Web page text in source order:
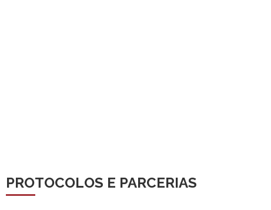
PROTOCOLOS E PARCERIAS